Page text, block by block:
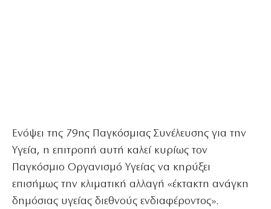
Ενόψει της 79ης Παγκόσμιας Συνέλευσης για την
Υγεία, η επιτροπή αυτή καλεί κυρίως τον
Παγκόσμιο Οργανισμό Υγείας να κηρύξει
επισήμως την κλιματική αλλαγή «έκτακτη ανάγκη
δημόσιας υγείας διεθνούς ενδιαφέροντος».